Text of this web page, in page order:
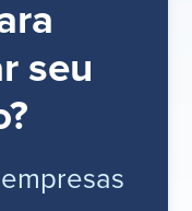
seu